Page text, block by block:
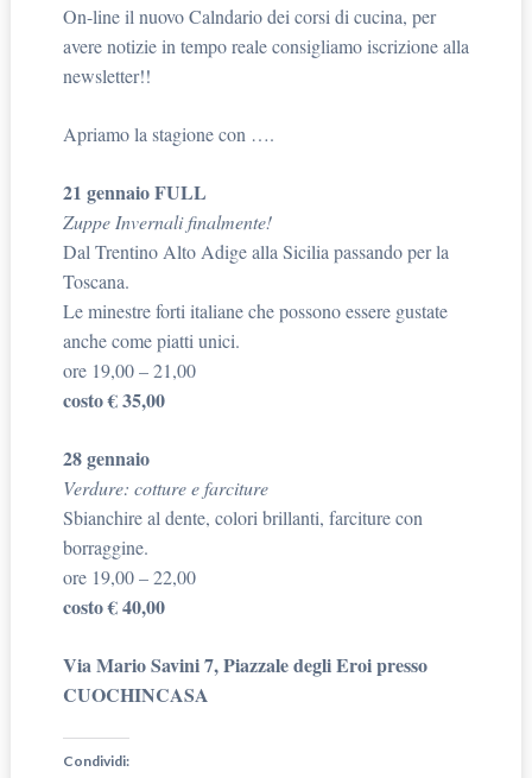
On-line il nuovo Calndario dei corsi di cucina, per
avere notizie in tempo reale consigliamo iscrizione alla
newsletter!!
Apriamo la stagione con ….
21 gennaio FULL
Zuppe Invernali finalmente!
Dal Trentino Alto Adige alla Sicilia passando per la
Toscana.
Le minestre forti italiane che possono essere gustate
anche come piatti unici.
ore 19,00 – 21,00
costo € 35,00
28 gennaio
Verdure: cotture e farciture
Sbianchire al dente, colori brillanti, farciture con
borraggine.
ore 19,00 – 22,00
costo € 40,00
Via Mario Savini 7, Piazzale degli Eroi presso
CUOCHINCASA
Condividi: